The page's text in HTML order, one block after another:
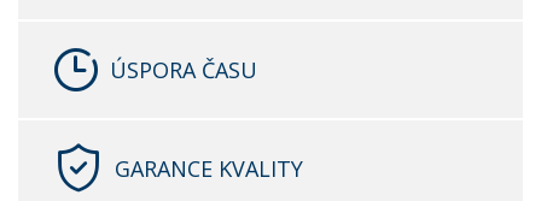
ÚSPORA ČASU
GARANCE KVALITY